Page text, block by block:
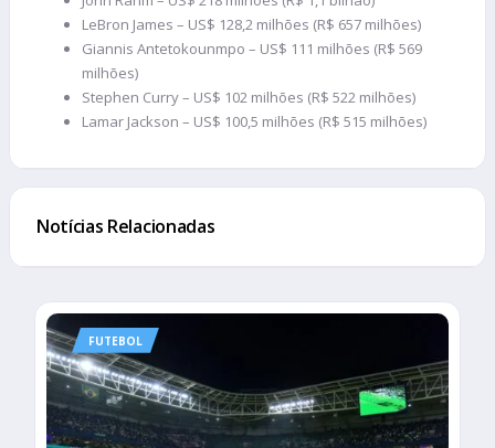
LeBron James – US$ 128,2 milhões (R$ 657 milhões)
Giannis Antetokounmpo – US$ 111 milhões (R$ 569
milhões)
Stephen Curry – US$ 102 milhões (R$ 522 milhões)
Lamar Jackson – US$ 100,5 milhões (R$ 515 milhões)
Notícias Relacionadas
FUTEBOL